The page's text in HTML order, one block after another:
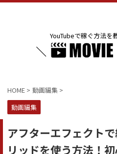
YouTubeで稼ぐ方法を
HOME > 動画編集 >
動画編集
アフターエフェクト
リッドを使う方法！